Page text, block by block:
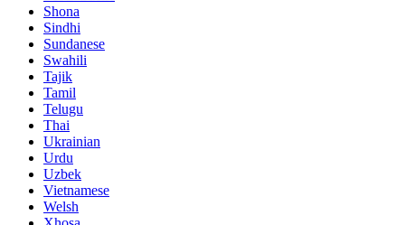
Shona
Sindhi
Sundanese
Swahili
Tajik
Tamil
Telugu
Thai
Ukrainian
Urdu
Uzbek
Vietnamese
Welsh